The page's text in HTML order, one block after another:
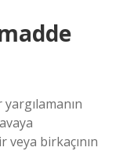
birkaçının